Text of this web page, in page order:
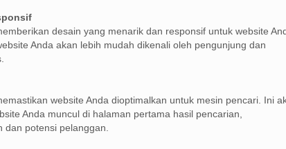
desain yang menarik dan responsif untuk website
Anda akan lebih mudah dikenali oleh pengunjung dan
website Anda dioptimalkan untuk mesin pencari. Ini
Anda muncul di halaman pertama hasil pencarian,
potensi pelanggan.